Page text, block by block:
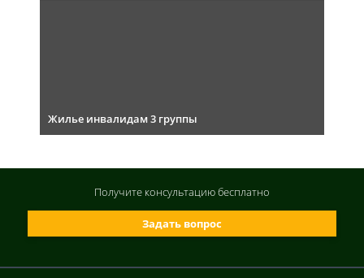
Жилье инвалидам 3 группы
Задать вопрос
Получите консультациюбесплатно